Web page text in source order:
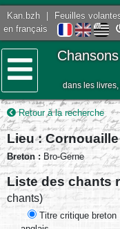
Kan.bzh Feuilles
en français
Menu
dans les
Retour à la recherche
Lieu :
Breton : Bro-Gerne
Liste des chants
chants)
Titre critique breton